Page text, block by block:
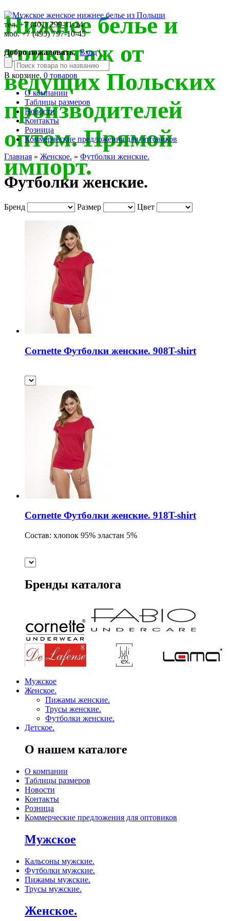
Нижнее белье и
трикотаж от
ведущих Польских
производителей
оптом. Прямой
импорт.
тел. +7 (401) 299-11-24
моб. +7 (495) 797-10-45
Добро пожаловать, Вход|
В корзине, 0 товаров
О компании
Таблицы размеров
Новости
Контакты
Розница
Коммерческие предложения для оптовиков
Главная » Женское. » Футболки женские.
Футболки женские.
Бренд Размер Цвет
Cornette Футболки женские. 908T-shirt
Cornette Футболки женские. 918T-shirt
Состав: хлопок 95% эластан 5%
Бренды каталога
Мужское
Женское.
Пижамы женские.
Трусы женские.
Футболки женские.
Детское.
О нашем каталоге
О компании
Таблицы размеров
Новости
Контакты
Розница
Коммерческие предложения для оптовиков
Мужское
Кальсоны мужские.
Футболки мужские.
Пижамы мужские.
Трусы мужские.
Женское.